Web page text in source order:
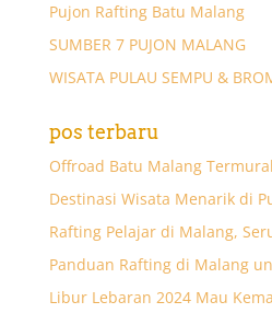
Pujon Rafting Batu Malang
SUMBER 7 PUJON MALANG
WISATA PULAU SEMPU &
pos terbaru
Offroad Batu Malang
Destinasi Wisata Menarik di
Rafting Pelajar di Malang,
Panduan Rafting di Malang
Libur Lebaran 2024 Mau